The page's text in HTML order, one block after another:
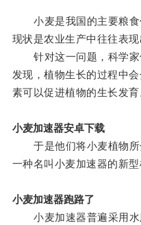
小麦是我国的主要粮食
现状是农业生产中往往表
针对这一问题，科学家
发现，植物生长的过程中
素可以促进植物的生长发育
小麦加速器安卓下载
于是他们将小麦植物所
一种名叫小麦加速器的新型
小麦加速器跑路了
小麦加速器普遍采用水